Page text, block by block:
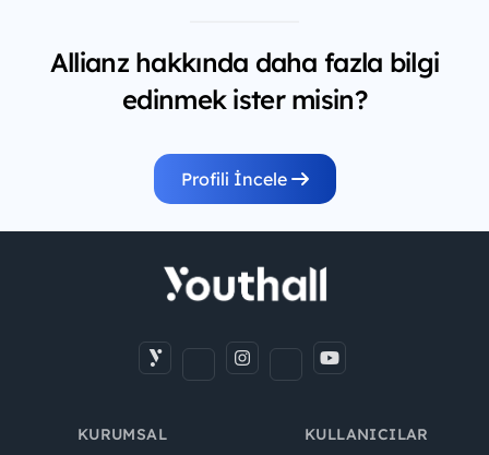
Allianz hakkında daha fazla bilgi
edinmek ister misin?
Profili İncele
KURUMSAL KULLANICILAR